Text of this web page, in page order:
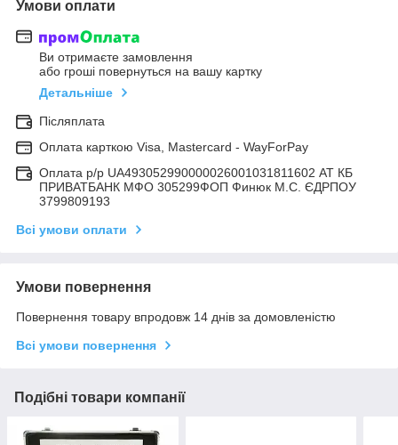
Умови оплати
Ви отримаєте замовлення
або гроші повернуться на вашу картку
Детальніше
Післяплата
Оплата карткою Visa, Mastercard - WayForPay
Оплата р/р UA493052990000026001031811602 АТ КБ
ПРИВАТБАНК МФО 305299ФОП Финюк М.С. ЄДРПОУ
3799809193
Всі умови оплати
Умови повернення
Повернення товару впродовж 14 днів за домовленістю
Всі умови повернення
Подібні товари компанії